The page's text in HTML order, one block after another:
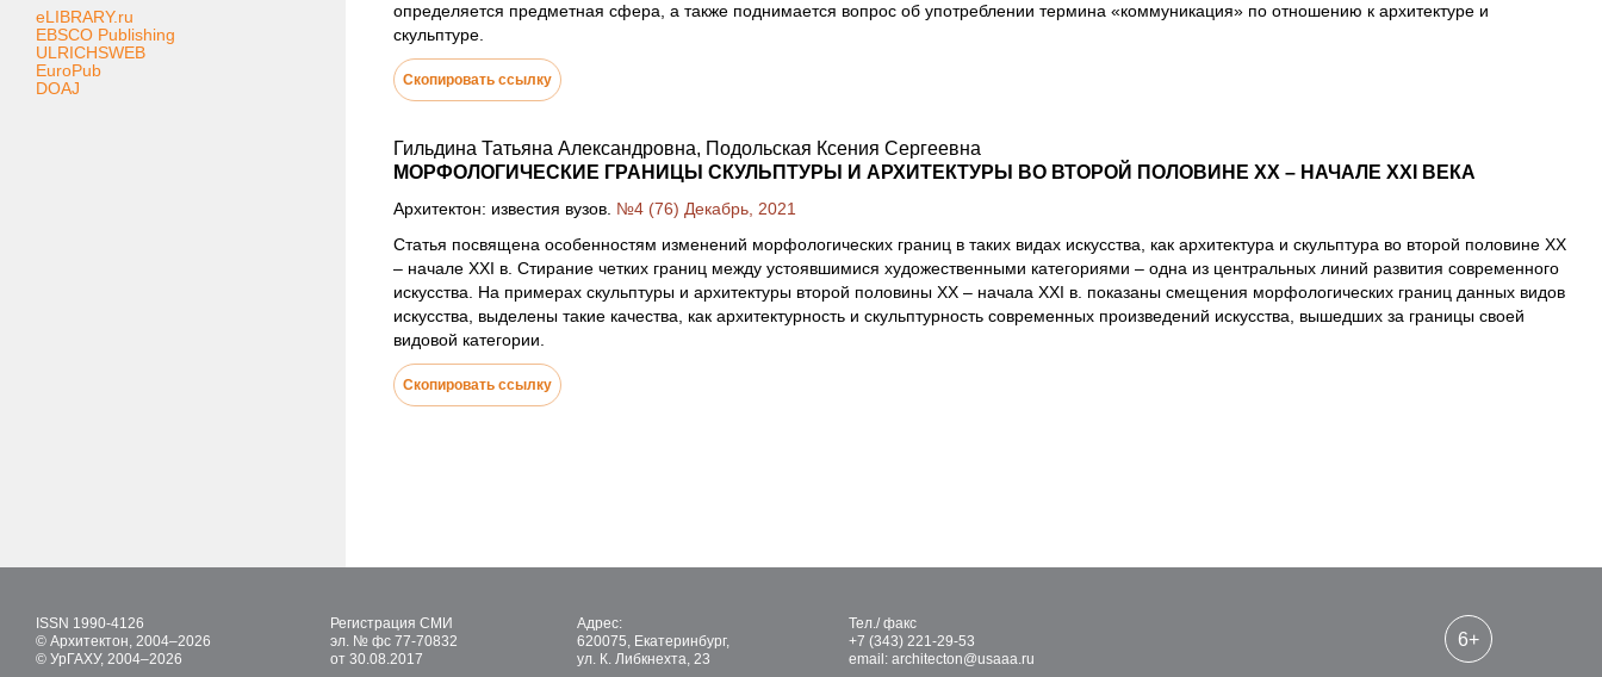
eLIBRARY.ru
EBSCO Publishing
ULRICHSWEB
EuroPub
DOAJ
определяется предметная сфера, а также поднимается вопрос об употреблении термина «коммуникация» по отношению к архитектуре и
скульптуре.
Скопировать ссылку
Гильдина Татьяна Александровна, Подольская Ксения Сергеевна
МОРФОЛОГИЧЕСКИЕ ГРАНИЦЫ СКУЛЬПТУРЫ И АРХИТЕКТУРЫ ВО ВТОРОЙ ПОЛОВИНЕ XX – НАЧАЛЕ XXI ВЕКА
Архитектон: известия вузов. №4 (76) Декабрь, 2021
Статья посвящена особенностям изменений морфологических границ в таких видах искусства, как архитектура и скульптура во второй половине XX
– начале XXI в. Стирание четких границ между устоявшимися художественными категориями – одна из центральных линий развития современного
искусства. На примерах скульптуры и архитектуры второй половины XX – начала XXI в. показаны смещения морфологических границ данных видов
искусства, выделены такие качества, как архитектурность и скульптурность современных произведений искусства, вышедших за границы своей
видовой категории.
Скопировать ссылку
ISSN 1990-4126
© Архитектон, 2004–2026
© УрГАХУ, 2004–2026
Регистрация СМИ
эл. № фс 77-70832
от 30.08.2017
Адрес:
620075, Екатеринбург,
ул. К. Либкнехта, 23
Тел./ факс
+7 (343) 221-29-53
email: architecton@usaaa.ru
6+